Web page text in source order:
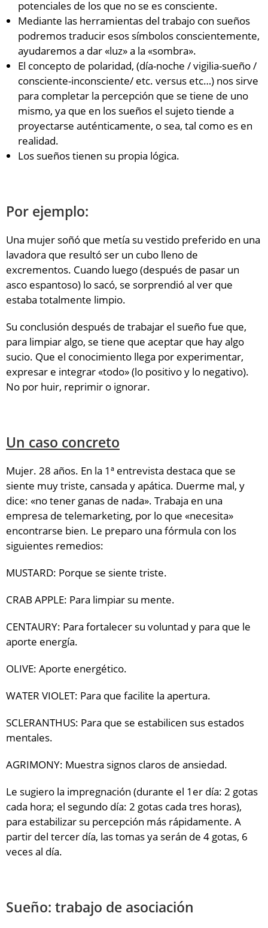
potenciales de los que no se es consciente.
Mediante las herramientas del trabajo con sueños
podremos traducir esos símbolos conscientemente,
ayudaremos a dar «luz» a la «sombra».
El concepto de polaridad, (día-noche / vigilia-sueño /
consciente-inconsciente/ etc. versus etc…) nos sirve
para completar la percepción que se tiene de uno
mismo, ya que en los sueños el sujeto tiende a
proyectarse auténticamente, o sea, tal como es en
realidad.
Los sueños tienen su propia lógica.
Por ejemplo:
Una mujer soñó que metía su vestido preferido en una
lavadora que resultó ser un cubo lleno de
excrementos. Cuando luego (después de pasar un
asco espantoso) lo sacó, se sorprendió al ver que
estaba totalmente limpio.
Su conclusión después de trabajar el sueño fue que,
para limpiar algo, se tiene que aceptar que hay algo
sucio. Que el conocimiento llega por experimentar,
expresar e integrar «todo» (lo positivo y lo negativo).
No por huir, reprimir o ignorar.
Un caso concreto
Mujer. 28 años. En la 1ª entrevista destaca que se
siente muy triste, cansada y apática. Duerme mal, y
dice: «no tener ganas de nada». Trabaja en una
empresa de telemarketing, por lo que «necesita»
encontrarse bien. Le preparo una fórmula con los
siguientes remedios:
MUSTARD: Porque se siente triste.
CRAB APPLE: Para limpiar su mente.
CENTAURY: Para fortalecer su voluntad y para que le
aporte energía.
OLIVE: Aporte energético.
WATER VIOLET: Para que facilite la apertura.
SCLERANTHUS: Para que se estabilicen sus estados
mentales.
AGRIMONY: Muestra signos claros de ansiedad.
Le sugiero la impregnación (durante el 1er día: 2 gotas
cada hora; el segundo día: 2 gotas cada tres horas),
para estabilizar su percepción más rápidamente. A
partir del tercer día, las tomas ya serán de 4 gotas, 6
veces al día.
Sueño: trabajo de asociación